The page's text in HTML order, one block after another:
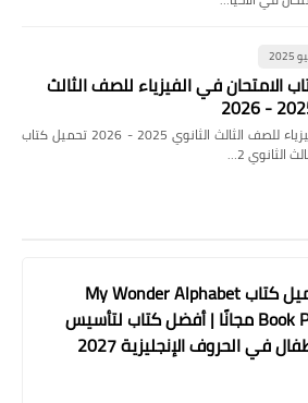
الامتحان في الفيزياء للصف الثالث
تحميل كتاب الامتحان في الفيزياء للصف الثالث الثانوي 2025 - 2026 تحميل كتاب
الثانوي 2…
تحميل كتاب My Wonder Alphabet
Book PDF مجانًا | أفضل كتاب لتأسيس
في الحروف الإنجليزية 2027